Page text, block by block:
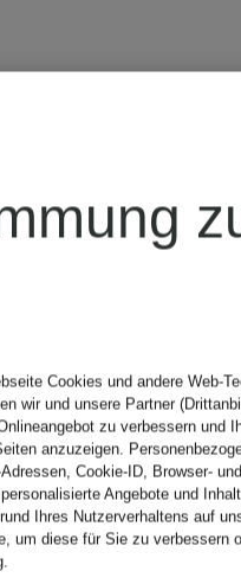
Mix &
Match
JOOP!
Cookies und andere Web-
wir und unsere Partner
zu verbessern und
anzuzeigen.
Cookie-ID, Browser-
Angebote und
Ihres Nutzerverhaltens auf
um diese für Sie zu verbessern